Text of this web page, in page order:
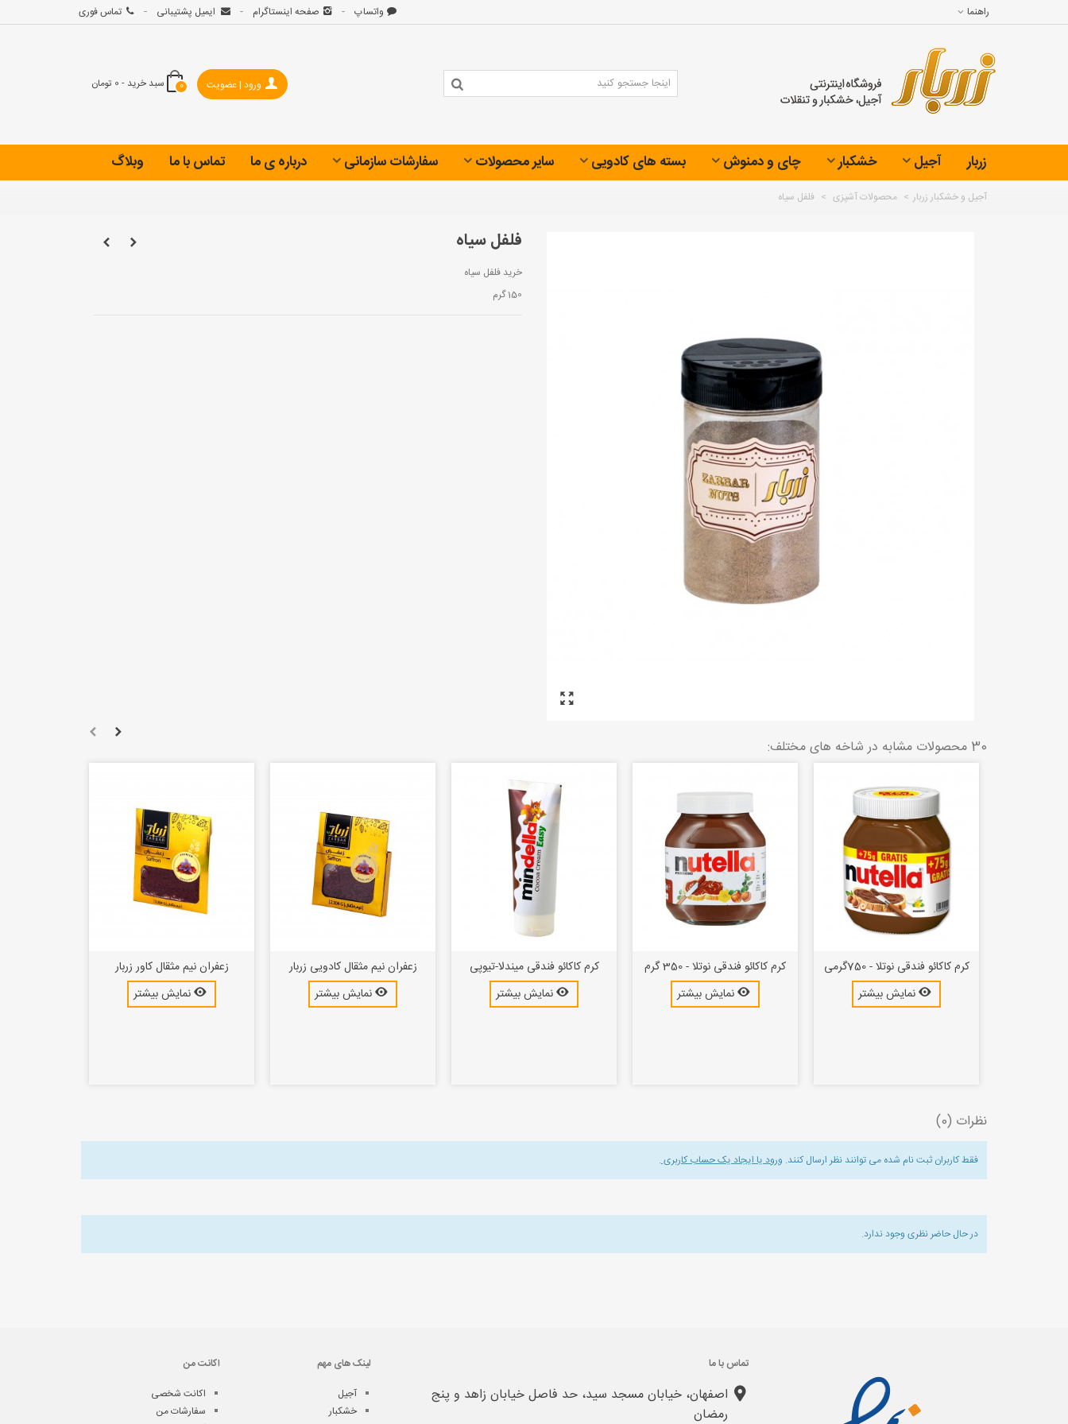
راهنما واتساپ صفحه اینستاگرام ایمیل پشتیبانی تماس فوری
0 سبد خرید - 0 تومان ورود | عضویت
زربار آجیل خشکبار چای و دمنوش بسته های کادویی سایر محصولات سفارشات سازمانی درباره ی ما تماس با ما وبلاگ
آجیل و خشکبار زربار > محصولات آشپزی > فلفل سیاه
فلفل سیاه
خرید فلفل سیاه
150 گرم
30 محصولات مشابه در شاخه های مختلف:
زعفران نیم مثقال کاور زربار
نمایش بیشتر
زعفران نیم مثقال کادویی زربار
نمایش بیشتر
کرم کاکائو فندقی میندلا-تیوپی
نمایش بیشتر
کرم کاکائو فندقی نوتلا - 350 گرم
نمایش بیشتر
کرم کاکائو فندقی نوتلا - 750گرمی
نمایش بیشتر
نظرات (0)
فقط کاربران ثبت نام شده می توانند نظر ارسال کنند. ورود یا ایجاد یک حساب کاربری.
در حال حاضر نظری وجود ندارد.
اکانت من
اکانت شخصی
سفارشات من
لینک های مهم
آجیل
خشکبار
تماس با ما
اصفهان، خیابان مسجد سید، حد فاصل خیابان زاهد و پنج
رمضان